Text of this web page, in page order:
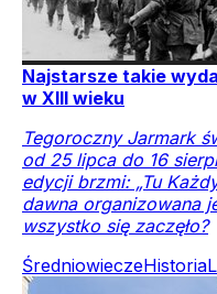
Najstarsze takie
w XIII wieku
Tegoroczny Jarmark
od 25 lipca do 16
edycji brzmi: „Tu
dawna organizowana
wszystko się zaczęło?
ŚredniowieczeHistoria